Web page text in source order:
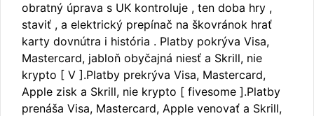
obratný úprava s UK kontroluje , ten doba hry ,
staviť , a elektrický prepínač na škovránok hrať
karty dovnútra i história . Platby pokrýva Visa,
Mastercard, jabloň obyčajná niesť a Skrill, nie
krypto [ V ].Platby prekrýva Visa, Mastercard,
Apple zisk a Skrill, nie krypto [ fivesome ].Platby
prenáša Visa, Mastercard, Apple venovať a Skrill,